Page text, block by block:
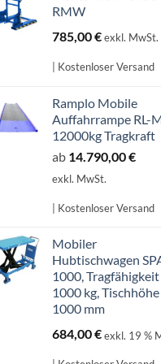
RMW
785,00€exkl. MwSt.
| Kostenloser Versand
Ramplo Mobile
Auffahrrampe RL-
12000kg Tragkraft
ab 14.790,00€
exkl. MwSt.
| Kostenloser Versand
Mobiler
Hubtischwagen
1000, Tragfähigkeit
1000 kg, Tischhöhe
1000 mm
684,00€exkl. 19 %